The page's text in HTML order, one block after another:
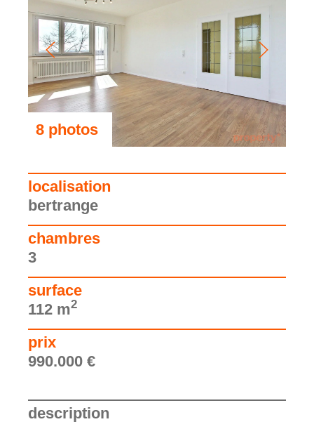
8 photos
localisation
bertrange
chambres
3
surface
112 m2
prix
990.000 €
description